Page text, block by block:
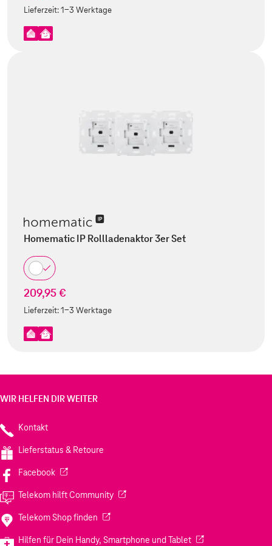
Lieferzeit:1-3 Werktage
Homematic IP Rollladenaktor 3er Set
209,95 €
Lieferzeit:1-3 Werktage
WIR HELFEN DIR WEITER
Kontakt
Lieferstatus & Retoure
Facebook(Wird in einem neuen Tab geöffnet)
Telekom hilft Community(Wird in einem neuen Tab geöffnet)
Telekom Shop finden (Wird in einem neuen Tab geöffnet)
Hilfen für Dein Handy, Smartphone und Tablet(Wird in einem